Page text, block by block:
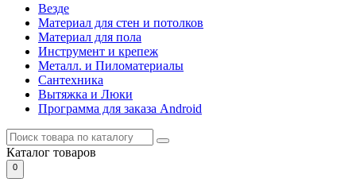
Везде
Материал для стен и потолков
Материал для пола
Инструмент и крепеж
Металл. и Пиломатериалы
Сантехника
Вытяжка и Люки
Программа для заказа Android
Каталог товаров
0